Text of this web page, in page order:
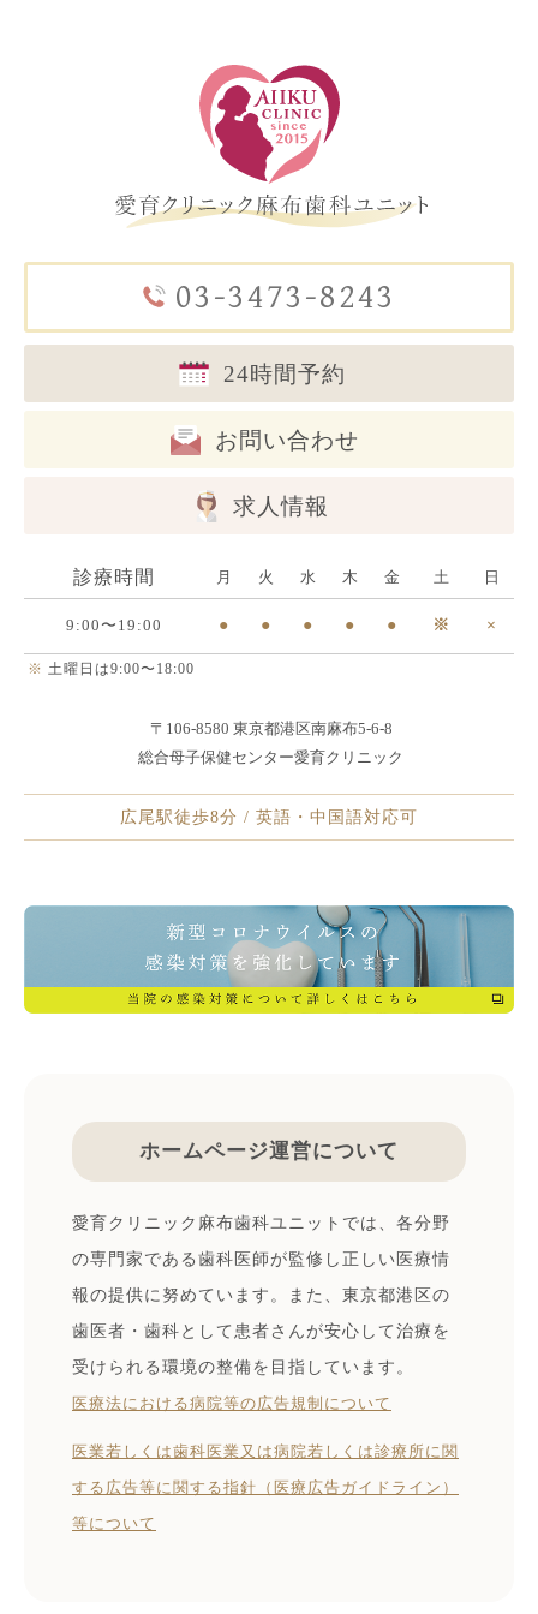
03-3473-8243
24時間予約
お問い合わせ
求人情報
診療時間 月 火 水 木 金 土 日
9:00〜19:00 ● ● ● ● ● ※ ×
※ 土曜日は9:00〜18:00
〒106-8580 東京都港区南麻布5-6-8
総合母子保健センター愛育クリニック
広尾駅徒歩8分 / 英語・中国語対応可
ホームページ運営について
愛育クリニック麻布歯科ユニットでは、各分野
の専門家である歯科医師が監修し正しい医療情
報の提供に努めています。また、東京都港区の
歯医者・歯科として患者さんが安心して治療を
受けられる環境の整備を目指しています。
医療法における病院等の広告規制について
医業若しくは⻭科医業⼜は病院若しくは診療所に関
する広告等に関する指針（医療広告ガイドライン）
等について